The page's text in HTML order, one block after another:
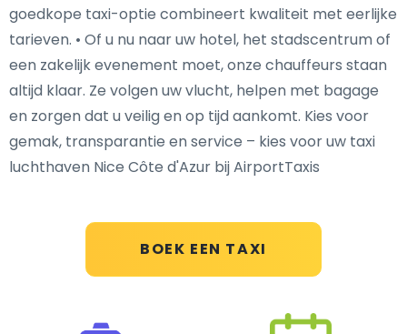
BOEK EEN TAXI
goedkope taxi-optie combineert kwaliteit met eerlijke
tarieven. • Of u nu naar uw hotel, het stadscentrum of
een zakelijk evenement moet, onze chauffeurs staan
altijd klaar. Ze volgen uw vlucht, helpen met bagage
en zorgen dat u veilig en op tijd aankomt. Kies voor
gemak, transparantie en service – kies voor uw taxi
luchthaven Nice Côte d'Azur bij AirportTaxis